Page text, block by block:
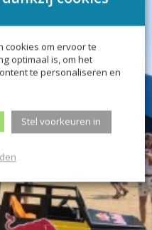
cookies om ervoor te
optimaal is, om het
te personaliseren en
Stel voorkeuren in